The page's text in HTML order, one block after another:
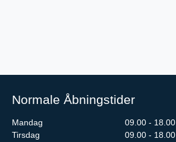
Normale Åbningstider
Mandag
09.00 - 18.00
Tirsdag
09.00 - 18.00